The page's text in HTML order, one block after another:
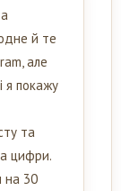
й те
але
я покажу
та
цифри.
на 30